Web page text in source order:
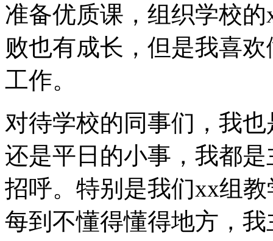
准备优质课，组织学校
败也有成长，但是我喜
工作。
对待学校的同事们，我
还是平日的小事，我都
招呼。特别是我们xx组
每到不懂得懂得地方，